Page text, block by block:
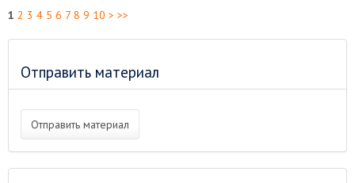
1 2 3 4 5 6 7 8 9 10 > >>
Отправить материал
Отправить материал